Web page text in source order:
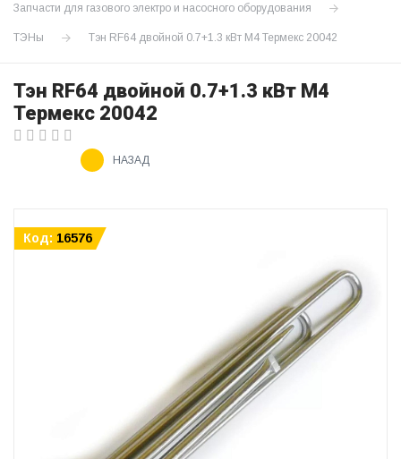
Запчасти для газового электро и насосного оборудования
ТЭНы Тэн RF64 двойной 0.7+1.3 кВт М4 Термекс 20042
Тэн RF64 двойной 0.7+1.3 кВт М4
Термекс 20042
НАЗАД
Код: 16576